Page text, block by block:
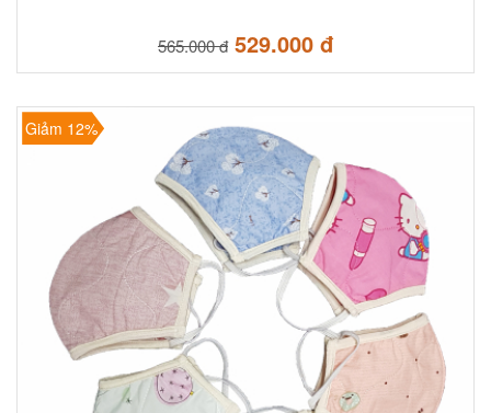
565.000 đ529.000 đ
Giảm 12%